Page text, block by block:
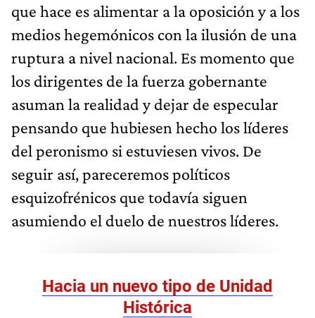
que hace es alimentar a la oposición y a los
medios hegemónicos con la ilusión de una
ruptura a nivel nacional. Es momento que
los dirigentes de la fuerza gobernante
asuman la realidad y dejar de especular
pensando que hubiesen hecho los líderes
del peronismo si estuviesen vivos. De
seguir así, pareceremos políticos
esquizofrénicos que todavía siguen
asumiendo el duelo de nuestros líderes.
Hacia un nuevo tipo de Unidad
Histórica